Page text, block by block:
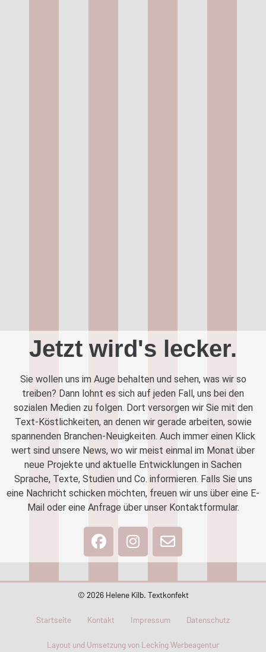
Jetzt wird's lecker.
Sie wollen uns im Auge behalten und sehen, was wir so
treiben? Dann lohnt es sich auf jeden Fall, uns bei den
sozialen Medien zu folgen. Dort versorgen wir Sie mit den
Text-Köstlichkeiten, an denen wir gerade arbeiten, sowie
spannenden Branchen-Neuigkeiten. Auch immer einen Klick
wert sind unsere News, wo wir meist einmal im Monat über
neue Projekte und aktuelle Entwicklungen in Sachen
Sprache, Texte, Studien und Co. informieren. Falls Sie uns
eine Nachricht schicken möchten, freuen wir uns über eine E-
Mail oder eine Anfrage über unser Kontaktformular.
© 2026 Helene Kilb. Textkonfekt
Startseite Kontakt Impressum Datenschutz
Layout und Umsetzung von Lecking Werbeagentur